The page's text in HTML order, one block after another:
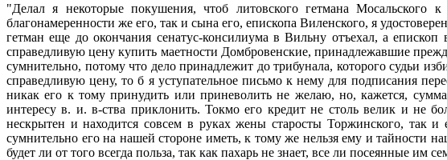
"Делал я некоторые покушения, чтоб литовского гетмана
благонамеренности же его, так и сына его, епископа Виленского, я
гетман еще до окончания сенатус-консилиума в Вильну отъехал, а
справедливую цену купить маетности Домбровенские, принадлежавшие
сумнительно, потому что дело принадлежит до трибунала, которого судьи
справедливую цену, то б я уступательное письмо к нему для подписания
никак его к тому принудить или приневолить не желаю, но, кажется,
интересу в. и. в-ства приклонить. Токмо его кредит не столь велик и не
нескрытен и находится совсем в руках жены старосты Торжинского, так и
сумнительно его на нашей стороне иметь, к тому же нельзя ему и тайности
будет ли от того всегда польза, так как пахарь не знает, все ли посеянные им